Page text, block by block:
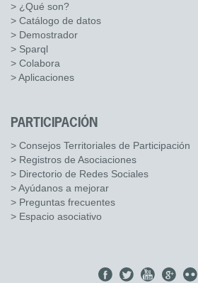
> ¿Qué son?
> Catálogo de datos
> Demostrador
> Sparql
> Colabora
> Aplicaciones
PARTICIPACIÓN
> Consejos Territoriales de Participación
> Registros de Asociaciones
> Directorio de Redes Sociales
> Ayúdanos a mejorar
> Preguntas frecuentes
> Espacio asociativo